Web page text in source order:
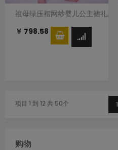
祖母绿压褶网纱婴儿公主裙礼服裙
￥ 798.58
项目 1 到 12 共 50个 1
购物